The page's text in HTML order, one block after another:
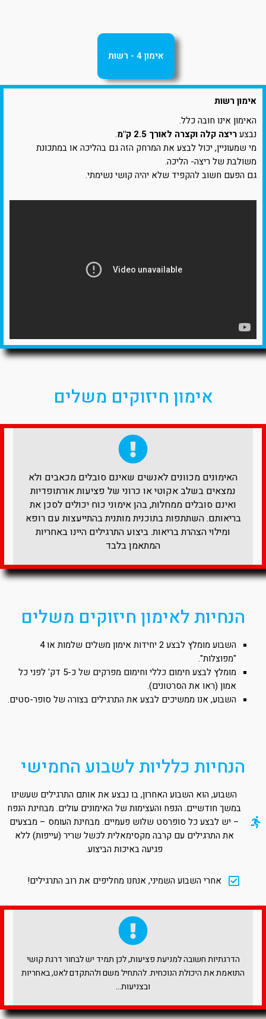
אימון 4 - רשות
אימון רשות
האימון אינו חובה כלל.
נבצעריצה קלה וקצרה לאורך 2.5 ק"מ
.
מי שמעוניין, יכול לבצע את המרחק הזה גם בהליכה או במתכונת
משולבת של ריצה- הליכה.
גם הפעם חשוב להקפיד שלא יהיה קושי נשימתי.
אימון חיזוקים משלים
האימונים מכוונים לאנשים שאינם סובלים מכאבים ולא
נמצאים בשלב אקוטי או כרוני של פציעות אורתופדיות
ואינם סובלים ממחלות, בהן אימוני כוח יכולים לסכן את
בריאותם. השתתפות בתוכנית מותנית בהתייעצות עם רופא
ומילוי הצהרת בריאות. ביצוע התרגילים היינו באחריות
המתאמן בלבד​
הנחיות לאימון חיזוקים משלים
השבוע מומלץ לבצע 2 יחידות אימון משלים שלמות או 4
"מפוצלות".
מומלץ לבצע חימום כללי וחימום מפרקים של כ-5 דק' לפני כל
אמון (ראו את הסרטונים).
השבוע, אנו ממשיכים לבצע את התרגילים בצורה של סופר-סטים.
הנחיות כלליות לשבוע החמישי
השבוע, הוא השבוע האחרון, בו נבצע את אותם התרגילים שעשינו
במשך חודשיים. הנפח והעצימות של האימונים עולים. מבחינת הנפח
– יש לבצע כל סופרסט שלוש פעמיים. מבחינת העומס – מבצעים
את התרגילים עם קרבה מקסימאלית לכשל שריר (עייפות) ללא
פגיעה באיכות הביצוע.
אחרי השבוע השמיני, אנחנו מחליפים את רוב התרגילים!
הדרגתיות חשובה למניעת פציעות, לכן תמיד יש לבחור דרגת קושי
התואמת את היכולת הנוכחית. להתחיל משם ולהתקדם לאט, באחריות
ובצניעות…